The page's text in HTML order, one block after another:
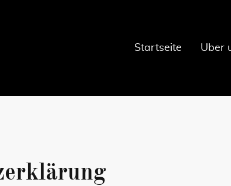
Startseite Über